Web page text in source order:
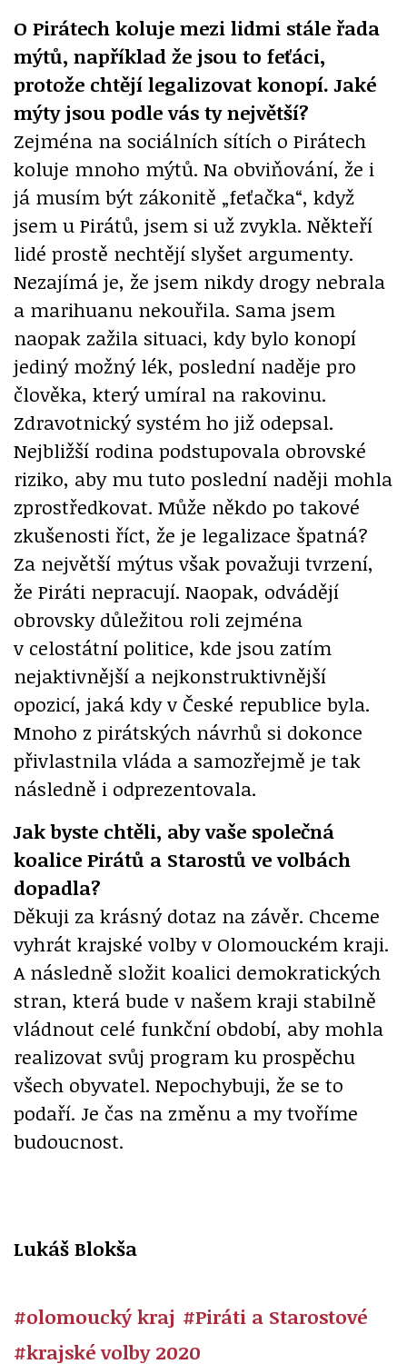
O Pirátech koluje mezi lidmi stále řada
mýtů, například že jsou to feťáci,
protože chtějí legalizovat konopí. Jaké
mýty jsou podle vás ty největší?
Zejména na sociálních sítích o Pirátech
koluje mnoho mýtů. Na obviňování, že i
já musím být zákonitě „feťačka“, když
jsem u Pirátů, jsem si už zvykla. Někteří
lidé prostě nechtějí slyšet argumenty.
Nezajímá je, že jsem nikdy drogy nebrala
a marihuanu nekouřila. Sama jsem
naopak zažila situaci, kdy bylo konopí
jediný možný lék, poslední naděje pro
člověka, který umíral na rakovinu.
Zdravotnický systém ho již odepsal.
Nejbližší rodina podstupovala obrovské
riziko, aby mu tuto poslední naději mohla
zprostředkovat. Může někdo po takové
zkušenosti říct, že je legalizace špatná?
Za největší mýtus však považuji tvrzení,
že Piráti nepracují. Naopak, odvádějí
obrovsky důležitou roli zejména
v celostátní politice, kde jsou zatím
nejaktivnější a nejkonstruktivnější
opozicí, jaká kdy v České republice byla.
Mnoho z pirátských návrhů si dokonce
přivlastnila vláda a samozřejmě je tak
následně i odprezentovala.
Jak byste chtěli, aby vaše společná
koalice Pirátů a Starostů ve volbách
dopadla?
Děkuji za krásný dotaz na závěr. Chceme
vyhrát krajské volby v Olomouckém kraji.
A následně složit koalici demokratických
stran, která bude v našem kraji stabilně
vládnout celé funkční období, aby mohla
realizovat svůj program ku prospěchu
všech obyvatel. Nepochybuji, že se to
podaří. Je čas na změnu a my tvoříme
budoucnost.
Lukáš Blokša
#olomoucký kraj #Piráti a Starostové
#krajské volby 2020